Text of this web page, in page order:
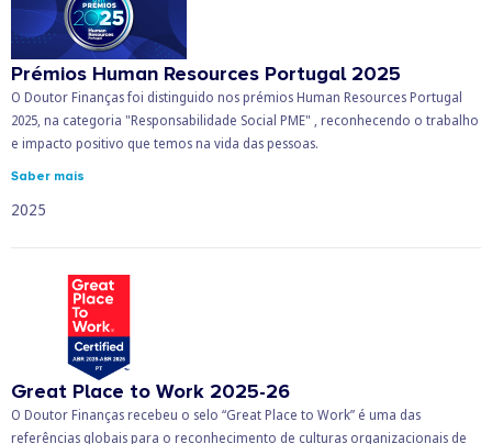
Prémios Human Resources Portugal 2025
O Doutor Finanças foi distinguido nos prémios Human Resources Portugal
2025, na categoria "Responsabilidade Social PME" , reconhecendo o trabalho
e impacto positivo que temos na vida das pessoas.
Saber mais
2025
Great Place to Work 2025-26
O Doutor Finanças recebeu o selo “Great Place to Work” é uma das
referências globais para o reconhecimento de culturas organizacionais de